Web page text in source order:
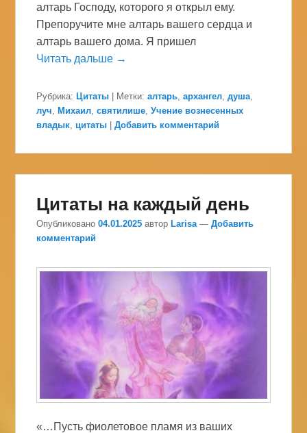
алтарь Господу, которого я открыл ему.
Препоручите мне алтарь вашего сердца и
алтарь вашего дома. Я пришел
Читать дальше →
Рубрика: Цитаты | Метки: алтарь ,архангел ,душа
луч ,Михаил ,святилише ,Учение вознесенных
владык цитаты |Добавить комментарий
Цитаты на каждый день
Опубликовано04.01.2025 автор Larisa —Добавить
комментарий
«…Пусть фиолетовое пламя из ваших